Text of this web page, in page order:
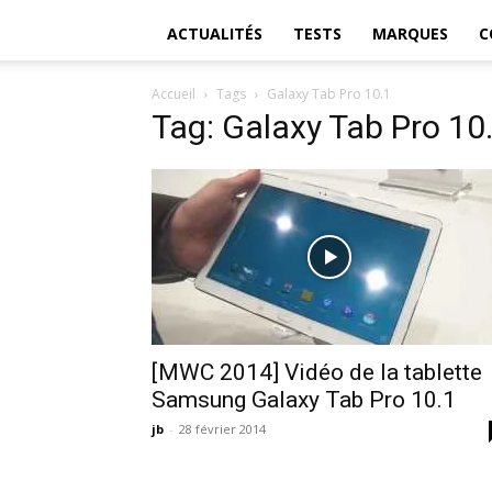
ACTUALITÉS TESTS MARQUES
Accueil Tags Galaxy Tab Pro 10.1
Tag: Galaxy Tab Pro
[MWC 2014] Vidéo de la tablette
Samsung Galaxy Tab Pro 10.1
jb - 28 février 2014